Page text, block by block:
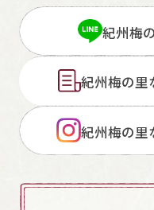
紀州梅
紀州梅の里
紀州梅の里